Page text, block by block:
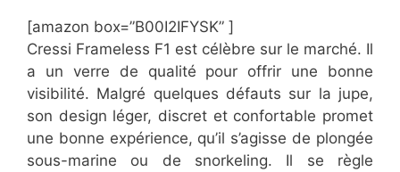
[amazon box=”​​B00I2IFYSK” ]
​Cressi Frameless F1 est célèbre sur le marché. Il
a un verre de qualité pour offrir une bonne
visibilité. Malgré quelques défauts sur la jupe,
son design léger, discret et confortable promet
une bonne expérience, qu’il s’agisse de plongée
sous-marine ou de snorkeling. Il se règle